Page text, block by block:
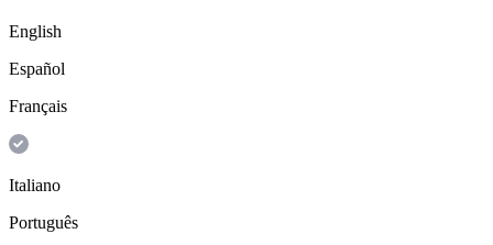
English
Español
Français
Italiano
Português